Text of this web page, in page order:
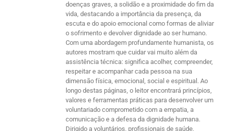
doenças graves, a solidão e a proximidade do fim da
vida, destacando a importância da presença, da
escuta e do apoio emocional como formas de aliviar
o sofrimento e devolver dignidade ao ser humano.
Com uma abordagem profundamente humanista, os
autores mostram que cuidar vai muito além da
assistência técnica: significa acolher, compreender,
respeitar e acompanhar cada pessoa na sua
dimensão física, emocional, social e espiritual. Ao
longo destas páginas, o leitor encontrará princípios,
valores e ferramentas práticas para desenvolver um
voluntariado comprometido com a empatia, a
comunicação e a defesa da dignidade humana.
Dirigido a voluntários, profissionais de saúde,